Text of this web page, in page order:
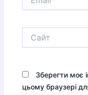
Зберегти моє
цьому браузері